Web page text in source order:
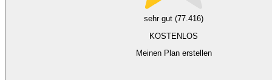
sehr gut (77.416)
KOSTENLOS
Meinen Plan erstellen